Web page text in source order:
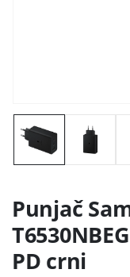
Punjač
PD crni